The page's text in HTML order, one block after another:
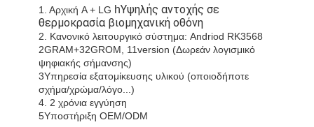
1. Αρχική A + LG hΥψηλής αντοχής σε
θερμοκρασία βιομηχανική οθόνη
2. Κανονικό λειτουργικό σύστημα: Andriod RK3568
2GRAM+32GROM, 11version (Δωρεάν λογισμικό
ψηφιακής σήμανσης)
3Υπηρεσία εξατομίκευσης υλικού (οποιοδήποτε
σχήμα/χρώμα/λόγο...)
4. 2 χρόνια εγγύηση
5Υποστήριξη OEM/ODM